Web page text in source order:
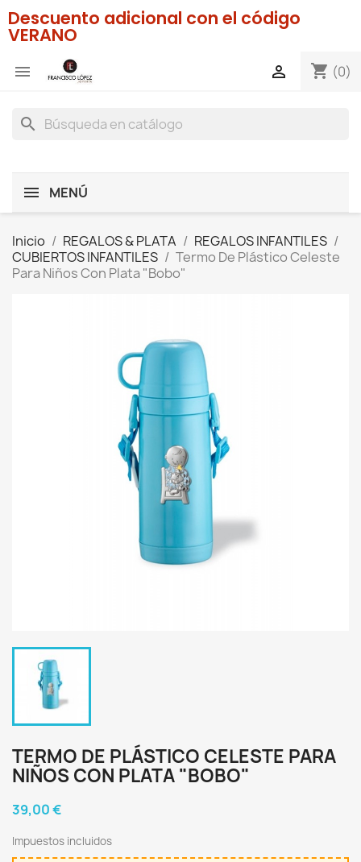
Descuento adicional con el código
VERANO
 shopping_cart (0)

search
MENÚ
Inicio REGALOS & PLATA
REGALOS INFANTILES
CUBIERTOS INFANTILES
Termo De Plástico Celeste
Para Niños Con Plata "Bobo"
TERMO DE PLÁSTICO CELESTE PARA
NIÑOS CON PLATA "BOBO"
39,00 €
Impuestos incluidos